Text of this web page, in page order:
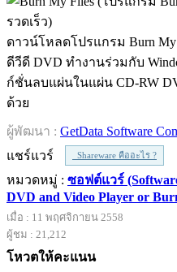
ดาวน์โหลดโปรแกรม Burn
ดีวีดี DVD ทำงานร่วมกับ
ก์ชั่นลบแผ่นในแผ่น CD-RW
ด้วย
ผู้พัฒนา : GetData Software
แชร์แวร์
Shareware คืออะไร ?
หมวดหมู่ : ซอฟต์แวร์
DVD and Video Player or
เมื่อ : 11 พฤศจิกายน 2558
ผู้ชม : 21,212
โหวตให้คะแนน